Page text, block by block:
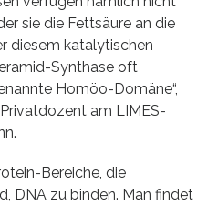
sie die Fettsäure an die
diesem katalytischen
Synthase oft
Homöo-Domäne“,
am LIMES-
Bereiche, die
DNA zu binden. Man findet